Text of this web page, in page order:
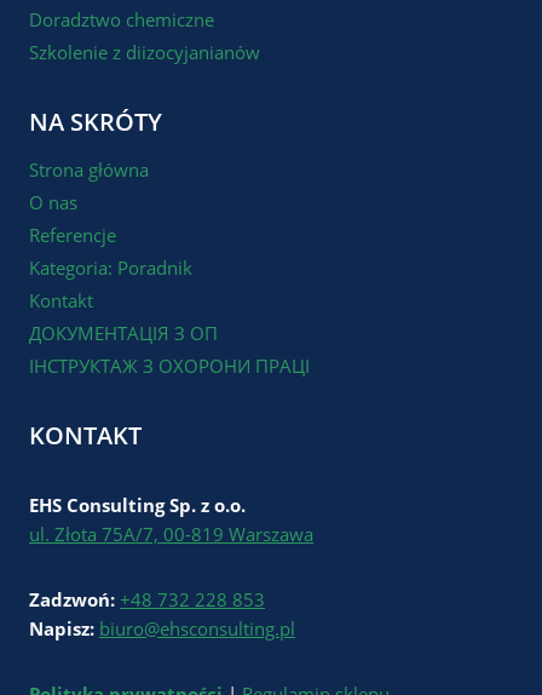
Doradztwo chemiczne
Szkolenie z diizocyjanianów
NA SKRÓTY
Strona główna
O nas
Referencje
Kategoria: Poradnik
Kontakt
ДОКУМЕНТАЦІЯ З ОП
ІНСТРУКТАЖ З ОХОРОНИ ПРАЦІ
KONTAKT
EHS Consulting Sp. z o.o.
ul. Złota 75A/7, 00-819 Warszawa
Zadzwoń: +48 732 228 853
Napisz: biuro@ehsconsulting.pl